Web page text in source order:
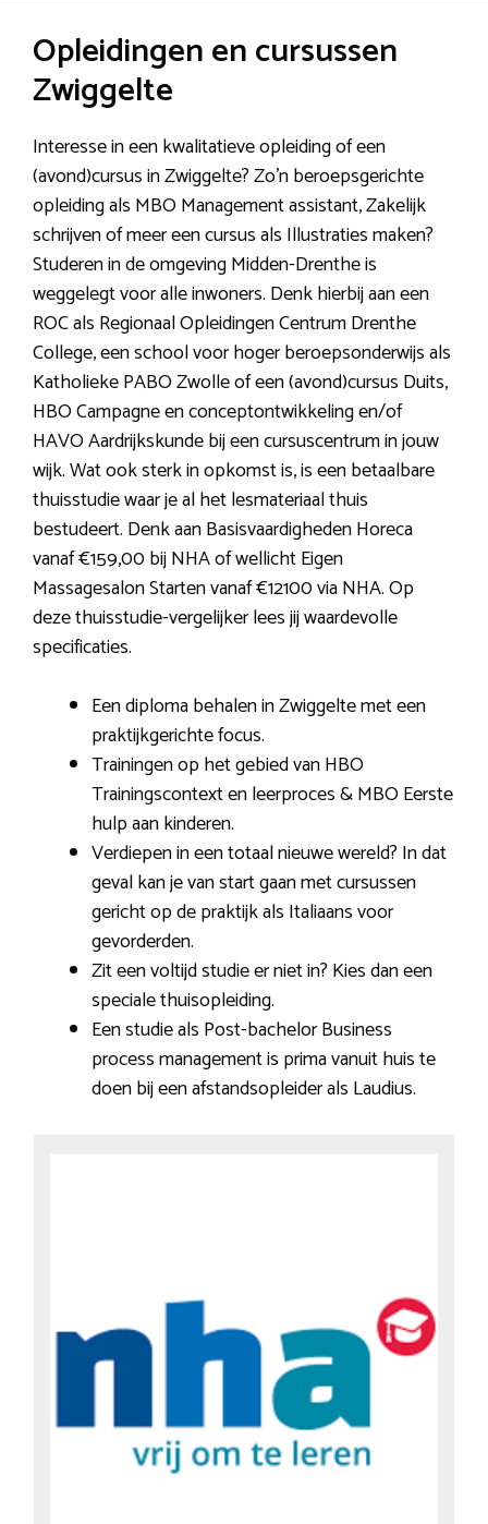
Opleidingen en cursussen
Zwiggelte
Interesse in een kwalitatieve opleiding of een
(avond)cursus in Zwiggelte? Zo’n beroepsgerichte
opleiding als MBO Management assistant, Zakelijk
schrijven of meer een cursus als Illustraties maken?
Studeren in de omgeving Midden-Drenthe is
weggelegt voor alle inwoners. Denk hierbij aan een
ROC als Regionaal Opleidingen Centrum Drenthe
College, een school voor hoger beroepsonderwijs als
Katholieke PABO Zwolle of een (avond)cursus Duits,
HBO Campagne en conceptontwikkeling en/of
HAVO Aardrijkskunde bij een cursuscentrum in jouw
wijk. Wat ook sterk in opkomst is, is een betaalbare
thuisstudie waar je al het lesmateriaal thuis
bestudeert. Denk aan Basisvaardigheden Horeca
vanaf €159,00 bij NHA of wellicht Eigen
Massagesalon Starten vanaf €12100 via NHA. Op
deze thuisstudie-vergelijker lees jij waardevolle
specificaties.
Een diploma behalen in Zwiggelte met een
praktijkgerichte focus.
Trainingen op het gebied van HBO
Trainingscontext en leerproces & MBO Eerste
hulp aan kinderen.
Verdiepen in een totaal nieuwe wereld? In dat
geval kan je van start gaan met cursussen
gericht op de praktijk als Italiaans voor
gevorderden.
Zit een voltijd studie er niet in? Kies dan een
speciale thuisopleiding.
Een studie als Post-bachelor Business
process management is prima vanuit huis te
doen bij een afstandsopleider als Laudius.